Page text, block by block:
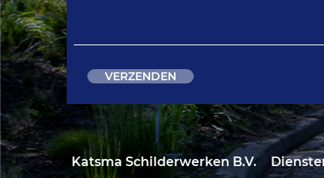
VERZENDEN
Katsma SchilderwerkenB.V.